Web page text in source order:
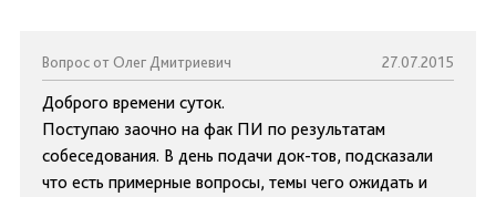
Вопрос от Олег Дмитриевич 27.07.2015
Доброго времени суток.
Поступаю заочно на фак ПИ по результатам
собеседования. В день подачи док-тов, подсказали
что есть примерные вопросы, темы чего ожидать и